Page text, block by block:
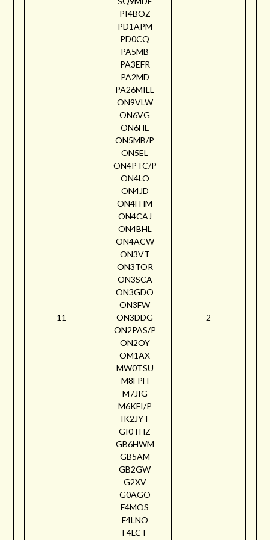
11
PI4BOZ
PD1APM
PD0CQ
PA5MB
PA3EFR
PA2MD
PA26MILL
ON9VLW
ON6VG
ON6HE
ON5MB/P
ON5EL
ON4PTC/P
ON4LO
ON4JD
ON4FHM
ON4CAJ
ON4BHL
ON4ACW
ON3VT
ON3TOR
ON3SCA
ON3GDO
ON3FW
ON3DDG
ON2PAS/P
ON2OY
OM1AX
MW0TSU
M8FPH
M7JIG
M6KFI/P
IK2JYT
GI0THZ
GB6HWM
GB5AM
GB2GW
G2XV
G0AGO
F4MOS
F4LNO
F4LCT
2